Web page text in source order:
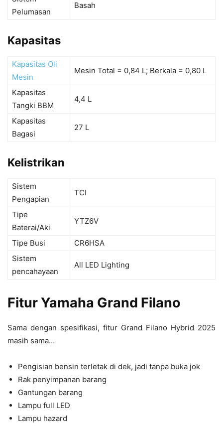
Pelumasan
Basah
Kapasitas
Kapasitas Oli
Mesin
Mesin Total = 0,84 L; Berkala = 0,80 L
Kapasitas
Tangki BBM
4,4 L
Kapasitas
Bagasi
27 L
Kelistrikan
Sistem
Pengapian
TCI
Tipe
Baterai/Aki
YTZ6V
Tipe Busi
CR6HSA
Sistem
pencahayaan
All LED Lighting
Fitur Yamaha Grand Filano
Sama dengan spesifikasi, fitur Grand Filano Hybrid 2025
masih sama…
Pengisian bensin terletak di dek, jadi tanpa buka jok
Rak penyimpanan barang
Gantungan barang
Lampu full LED
Lampu hazard